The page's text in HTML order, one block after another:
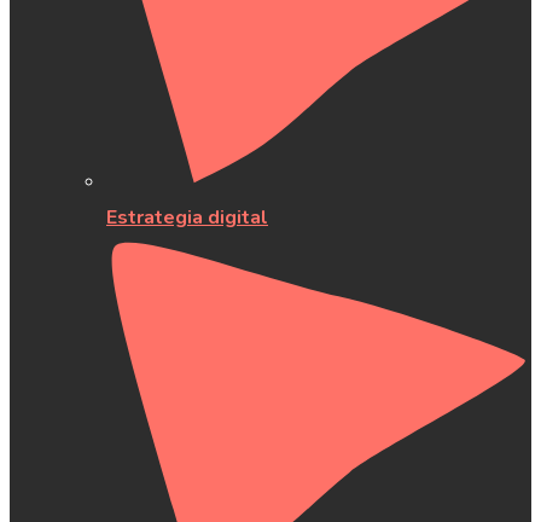
Estrategia digital